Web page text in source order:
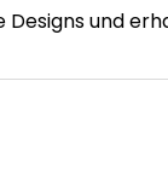
Designs und